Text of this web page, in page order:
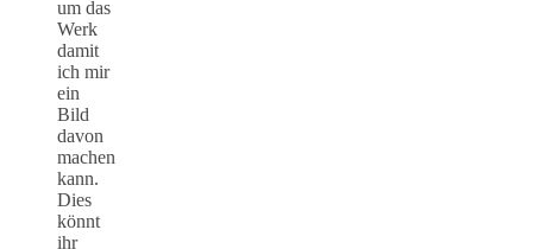
um das
Werk
damit
ich mir
ein
Bild
davon
machen
kann.
Dies
könnt
ihr